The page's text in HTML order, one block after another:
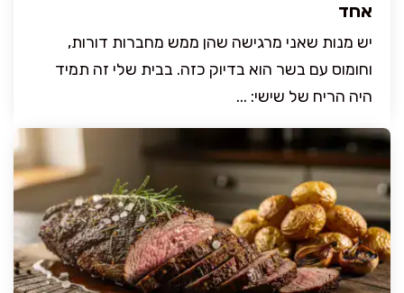
אחד
יש מנות שאני מרגישה שהן ממש מחברות דורות,
וחומוס עם בשר הוא בדיוק כזה. בבית שלי זה תמיד
היה הריח של שישי: ...